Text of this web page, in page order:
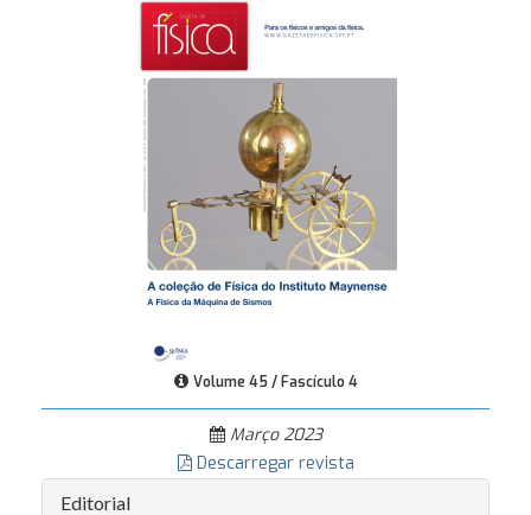
Volume 45 / Fascículo 4
Março 2023
Descarregar revista
Editorial